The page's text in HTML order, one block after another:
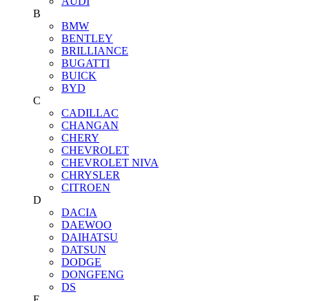
B
BMW
BENTLEY
BRILLIANCE
BUGATTI
BUICK
BYD
C
CADILLAC
CHANGAN
CHERY
CHEVROLET
CHEVROLET NIVA
CHRYSLER
CITROEN
D
DACIA
DAEWOO
DAIHATSU
DATSUN
DODGE
DONGFENG
DS